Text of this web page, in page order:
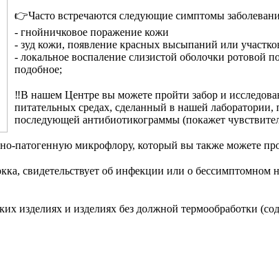
👉Часто встречаются следующие симптомы
- гнойничковое поражение кожи
- зуд кожи, появление красных высыпаний или
- локальное воспаление слизистой оболочки ротовой
подобное;
‼️В нашем Центре вы можете пройти забор и
питательных средах, сделанный в нашей лаборатории,
последующей антибиотикограммы (покажет
патогенную микрофлору, который вы также можете
свидетельствует об инфекции или о бессимптомном
изделиях и изделиях без должной термообработки